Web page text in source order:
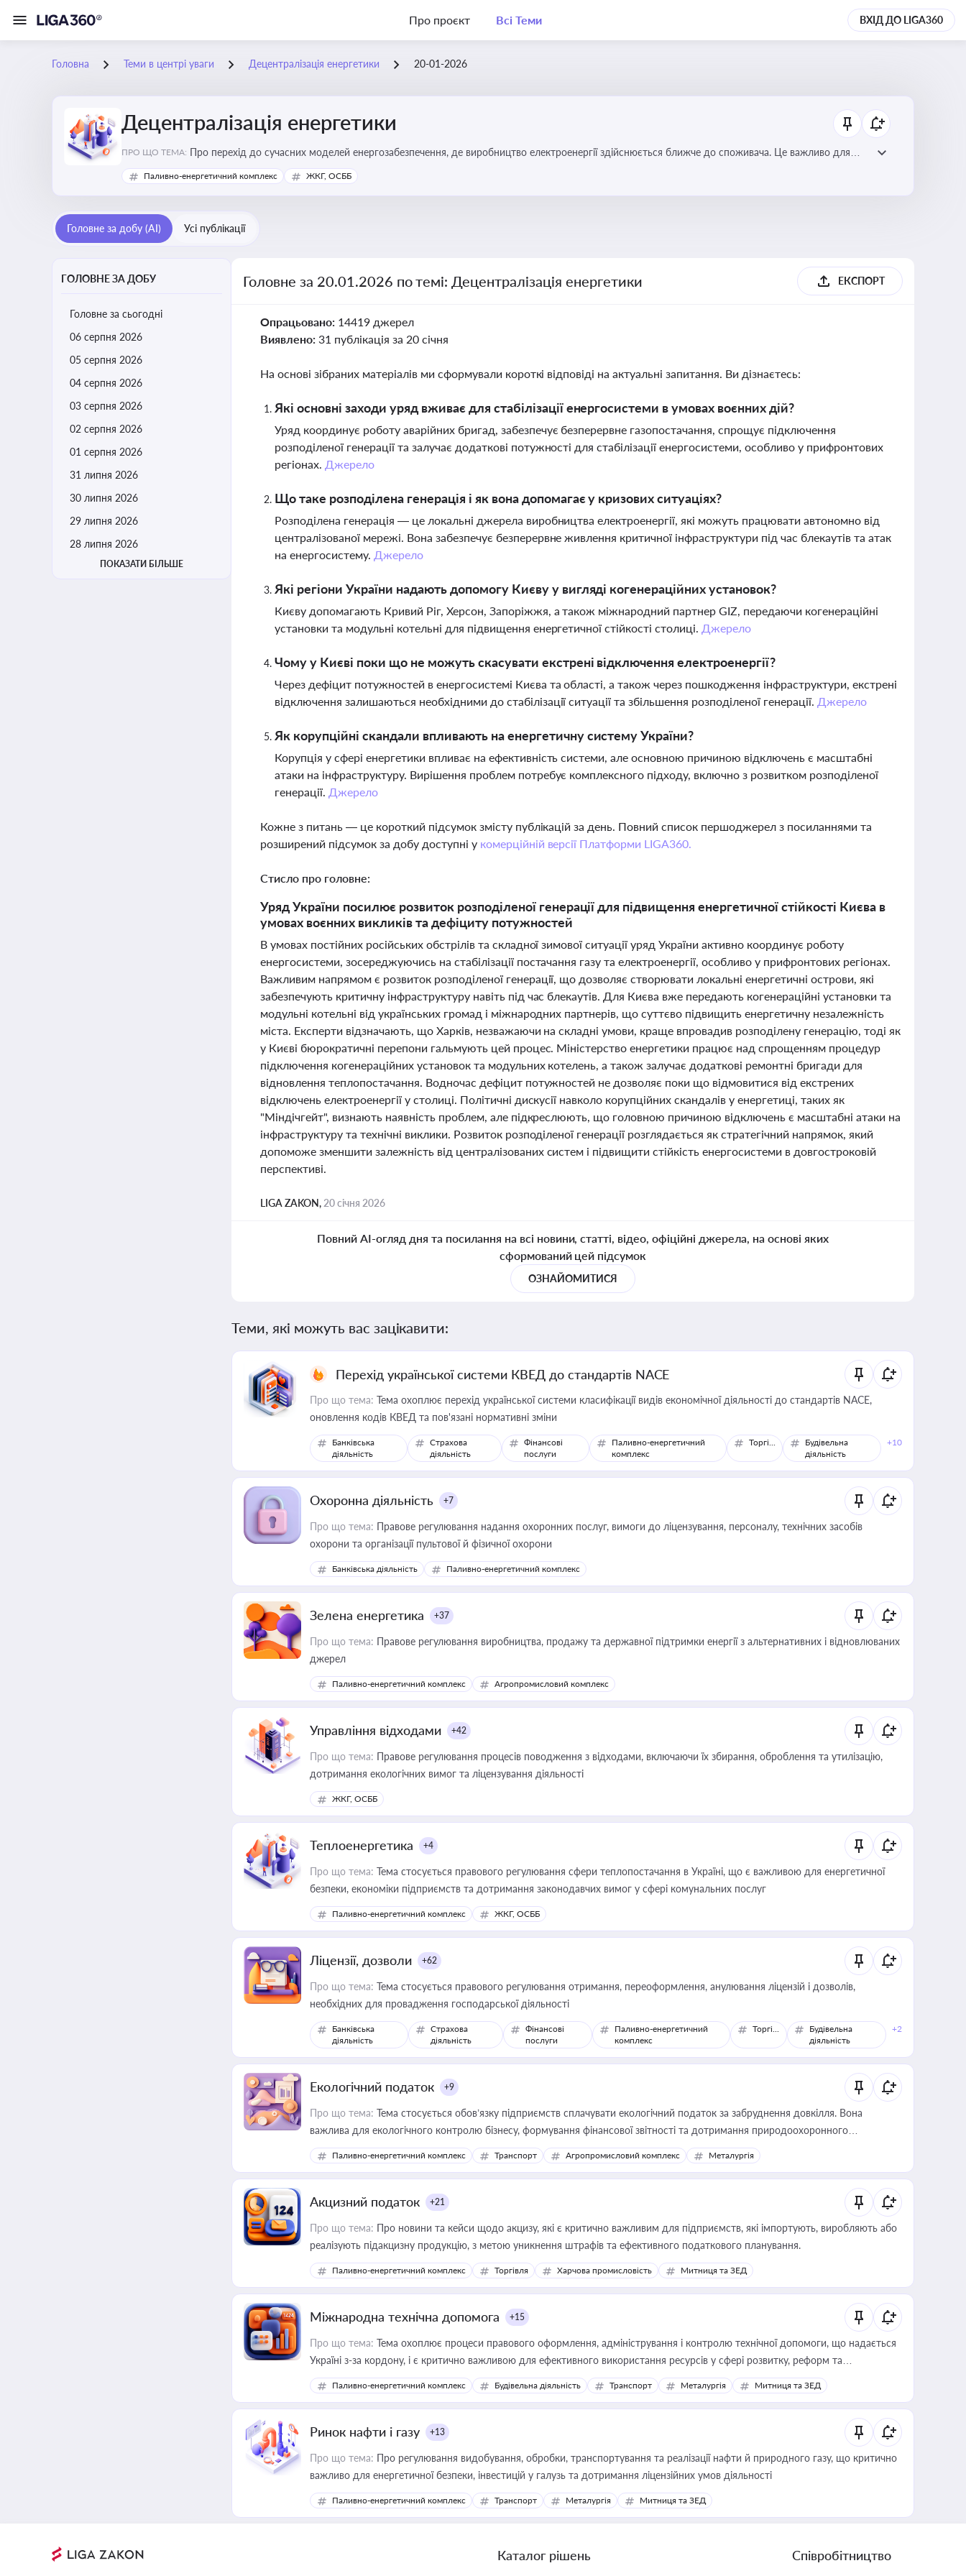
Про проєкт Всі Теми ВХІД ДО LIGA360
Головна Теми в центрі уваги Децентралізація енергетики 20-01-2026
Децентралізація енергетики
ПРО ЩО ТЕМА: Про перехід до сучасних моделей енергозабезпечення, де виробництво електроенергії здійснюється ближче до споживача. Це важливо для
підвищення енергонезалежності громад, зменшення втрат при транспортуванні енергії та стимулювання розвитку відновлюваних джерел
Паливно-енергетичний комплекс ЖКГ, ОСББ
Головне за добу (AI) Усі публікації
ГОЛОВНЕ ЗА ДОБУ
Головне за сьогодні
06 серпня 2026
05 серпня 2026
04 серпня 2026
03 серпня 2026
02 серпня 2026
01 серпня 2026
31 липня 2026
30 липня 2026
29 липня 2026
28 липня 2026
ПОКАЗАТИ БІЛЬШЕ
Головне за 20.01.2026 по темі: Децентралізація енергетики ЕКСПОРТ
Опрацьовано: 14419 джерел
Виявлено: 31 публікація за 20 січня
На основі зібраних матеріалів ми сформували короткі відповіді на актуальні запитання. Ви дізнаєтесь:
Які основні заходи уряд вживає для стабілізації енергосистеми в умовах воєнних дій?
Уряд координує роботу аварійних бригад, забезпечує безперервне газопостачання, спрощує підключення
розподіленої генерації та залучає додаткові потужності для стабілізації енергосистеми, особливо у прифронтових
регіонах. Джерело
Що таке розподілена генерація і як вона допомагає у кризових ситуаціях?
Розподілена генерація — це локальні джерела виробництва електроенергії, які можуть працювати автономно від
централізованої мережі. Вона забезпечує безперервне живлення критичної інфраструктури під час блекаутів та атак
на енергосистему. Джерело
Які регіони України надають допомогу Києву у вигляді когенераційних установок?
Києву допомагають Кривий Ріг, Херсон, Запоріжжя, а також міжнародний партнер GIZ, передаючи когенераційні
установки та модульні котельні для підвищення енергетичної стійкості столиці. Джерело
Чому у Києві поки що не можуть скасувати екстрені відключення електроенергії?
Через дефіцит потужностей в енергосистемі Києва та області, а також через пошкодження інфраструктури, екстрені
відключення залишаються необхідними до стабілізації ситуації та збільшення розподіленої генерації. Джерело
Як корупційні скандали впливають на енергетичну систему України?
Корупція у сфері енергетики впливає на ефективність системи, але основною причиною відключень є масштабні
атаки на інфраструктуру. Вирішення проблем потребує комплексного підходу, включно з розвитком розподіленої
генерації. Джерело
Кожне з питань — це короткий підсумок змісту публікацій за день. Повний список першоджерел з посиланнями та
розширений підсумок за добу доступні у комерційній версії Платформи LIGA360.
Стисло про головне:
Уряд України посилює розвиток розподіленої генерації для підвищення енергетичної стійкості Києва в
умовах воєнних викликів та дефіциту потужностей
В умовах постійних російських обстрілів та складної зимової ситуації уряд України активно координує роботу
енергосистеми, зосереджуючись на стабілізації постачання газу та електроенергії, особливо у прифронтових регіонах.
Важливим напрямом є розвиток розподіленої генерації, що дозволяє створювати локальні енергетичні острови, які
забезпечують критичну інфраструктуру навіть під час блекаутів. Для Києва вже передають когенераційні установки та
модульні котельні від українських громад і міжнародних партнерів, що суттєво підвищить енергетичну незалежність
міста. Експерти відзначають, що Харків, незважаючи на складні умови, краще впровадив розподілену генерацію, тоді як
у Києві бюрократичні перепони гальмують цей процес. Міністерство енергетики працює над спрощенням процедур
підключення когенераційних установок та модульних котелень, а також залучає додаткові ремонтні бригади для
відновлення теплопостачання. Водночас дефіцит потужностей не дозволяє поки що відмовитися від екстрених
відключень електроенергії у столиці. Політичні дискусії навколо корупційних скандалів у енергетиці, таких як
"Міндічгейт", визнають наявність проблем, але підкреслюють, що головною причиною відключень є масштабні атаки на
інфраструктуру та технічні виклики. Розвиток розподіленої генерації розглядається як стратегічний напрямок, який
допоможе зменшити залежність від централізованих систем і підвищити стійкість енергосистеми в довгостроковій
перспективі.
LIGA ZAKON, 20 січня 2026
Повний AI-огляд дня та посилання на всі новини, статті, відео, офіційні джерела, на основі яких
сформований цей підсумок
ОЗНАЙОМИТИСЯ
Теми, які можуть вас зацікавити:
Перехід української системи КВЕД до стандартів NACE
Про що тема: Тема охоплює перехід української системи класифікації видів економічної діяльності до стандартів NACE,
оновлення кодів КВЕД та пов'язані нормативні зміни
Банківська
діяльність
Страхова
діяльність
Фінансові
послуги
Паливно-енергетичний
комплекс
Торгівля
Будівельна
діяльність
+10
Охоронна діяльність +7
Про що тема: Правове регулювання надання охоронних послуг, вимоги до ліцензування, персоналу, технічних засобів
охорони та організації пультової й фізичної охорони
Банківська діяльність Паливно-енергетичний комплекс
Зелена енергетика +37
Про що тема: Правове регулювання виробництва, продажу та державної підтримки енергії з альтернативних і відновлюваних
джерел
Паливно-енергетичний комплекс Агропромисловий комплекс
Управління відходами +42
Про що тема: Правове регулювання процесів поводження з відходами, включаючи їх збирання, оброблення та утилізацію,
дотримання екологічних вимог та ліцензування діяльності
ЖКГ, ОСББ
Теплоенергетика +4
Про що тема: Тема стосується правового регулювання сфери теплопостачання в Україні, що є важливою для енергетичної
безпеки, економіки підприємств та дотримання законодавчих вимог у сфері комунальних послуг
Паливно-енергетичний комплекс ЖКГ, ОСББ
Ліцензії, дозволи +62
Про що тема: Тема стосується правового регулювання отримання, переоформлення, анулювання ліцензій і дозволів,
необхідних для провадження господарської діяльності
Банківська
діяльність
Страхова
діяльність
Фінансові
послуги
Паливно-енергетичний
комплекс
Торгівля
Будівельна
діяльність
+2
Екологічний податок +9
Про що тема: Тема стосується обов’язку підприємств сплачувати екологічний податок за забруднення довкілля. Вона
важлива для екологічного контролю бізнесу, формування фінансової звітності та дотримання природоохоронного
законодавства
Паливно-енергетичний комплекс Транспорт Агропромисловий комплекс Металургія
Акцизний податок +21
Про що тема: Про новини та кейси щодо акцизу, які є критично важливим для підприємств, які імпортують, виробляють або
реалізують підакцизну продукцію, з метою уникнення штрафів та ефективного податкового планування.
Паливно-енергетичний комплекс Торгівля Харчова промисловість Митниця та ЗЕД
Міжнародна технічна допомога +15
Про що тема: Тема охоплює процеси правового оформлення, адміністрування і контролю технічної допомоги, що надається
Україні з-за кордону, і є критично важливою для ефективного використання ресурсів у сфері розвитку, реформ та
інфраструктурних проєктів
Паливно-енергетичний комплекс Будівельна діяльність Транспорт Металургія Митниця та ЗЕД
Ринок нафти і газу +13
Про що тема: Про регулювання видобування, обробки, транспортування та реалізації нафти й природного газу, що критично
важливо для енергетичної безпеки, інвестицій у галузь та дотримання ліцензійних умов діяльності
Паливно-енергетичний комплекс Транспорт Металургія Митниця та ЗЕД
Каталог рішень Співробітництво